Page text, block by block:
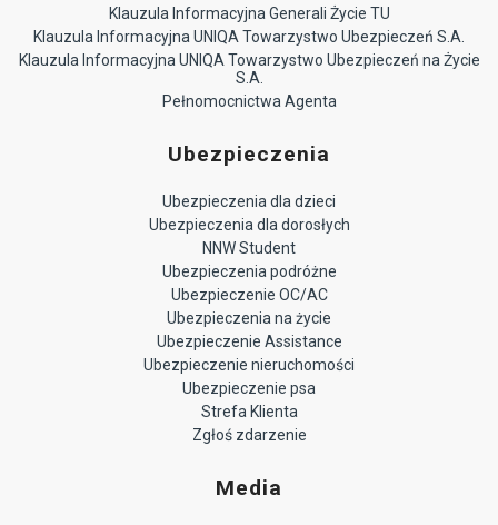
Klauzula Informacyjna Generali Życie TU
Klauzula Informacyjna UNIQA Towarzystwo Ubezpieczeń S.A.
Klauzula Informacyjna UNIQA Towarzystwo Ubezpieczeń na Życie
S.A.
Pełnomocnictwa Agenta
Ubezpieczenia
Ubezpieczenia dla dzieci
Ubezpieczenia dla dorosłych
NNW Student
Ubezpieczenia podróżne
Ubezpieczenie OC/AC
Ubezpieczenia na życie
Ubezpieczenie Assistance
Ubezpieczenie nieruchomości
Ubezpieczenie psa
Strefa Klienta
Zgłoś zdarzenie
Media